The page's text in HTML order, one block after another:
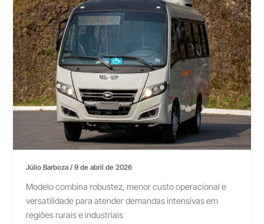
Júlio Barboza/9 de abril de 2026
Modelo combina robustez, menor custo operacional e
versatilidade para atender demandas intensivas em
regiões rurais e industriais